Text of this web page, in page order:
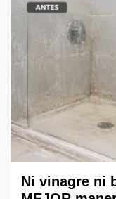
Ni vinagre ni